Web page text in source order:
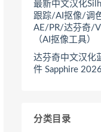
最新中文汉化
跟踪/AI抠像/调
AE/PR/达芬奇/
（AI抠像工具）
达芬奇中文汉化
件 Sapphire
分类目录